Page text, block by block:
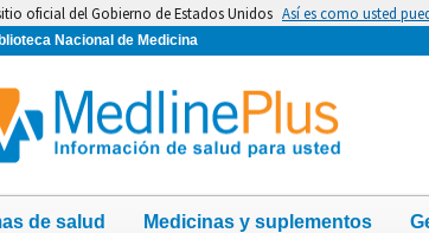
oficial del Gobierno de Estados Unidos Así es como usted
Nacional de Medicina
de salud Medicinas y suplementos